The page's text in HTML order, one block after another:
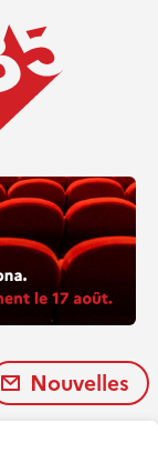
Nouvelles